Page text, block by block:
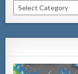
Categorianan